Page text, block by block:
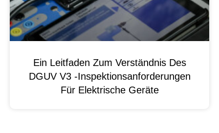
Ein Leitfaden Zum Verständnis Des
DGUV V3 -Inspektionsanforderungen
Für Elektrische Geräte